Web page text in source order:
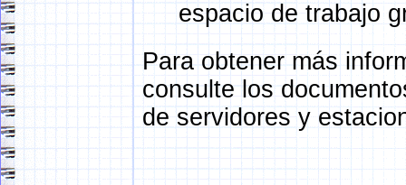
espacio de trabajo
Para obtener más
consulte los
de servidores y